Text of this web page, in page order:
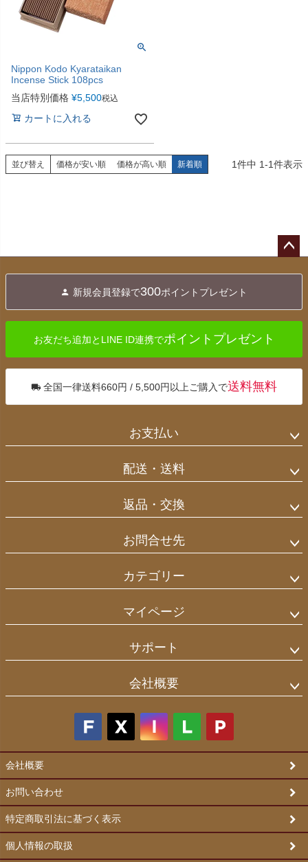
Nippon Kodo Kyarataikan
Incense Stick 108pcs
当店特別価格 ¥5,500税込
カートに入れる
並び替え 価格が安い順 価格が高い順 新着順 1件中 1-1件表示
へ
新規会員登録で300ポイントプレゼント
お友だち追加とLINE ID連携でポイントプレゼント
全国一律送料660円 / 5,500円以上ご購入で送料無料
お支払い
配送・送料
返品・交換
お問合せ先
カテゴリー
マイページ
サポート
会社概要
会社概要
お問い合わせ
特定商取引法に基づく表示
個人情報の取扱